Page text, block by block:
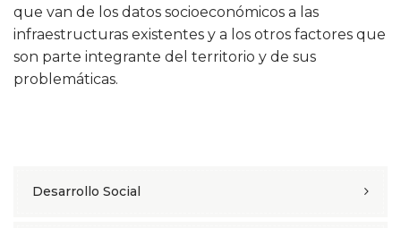
que van de los datos socioeconómicos a las
infraestructuras existentes y a los otros factores que
son parte integrante del territorio y de sus
problemáticas.
Desarrollo Social